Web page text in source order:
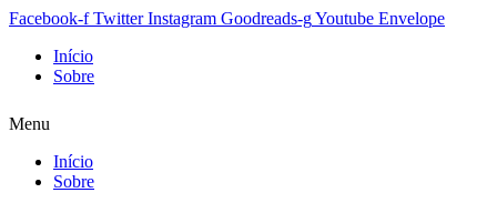
Facebook-f Twitter Instagram Goodreads-gYoutube Envelope
Início
Sobre
Menu
Início
Sobre